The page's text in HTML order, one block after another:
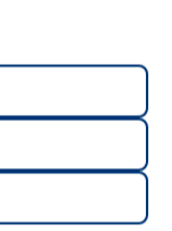
idónea.
alto
de